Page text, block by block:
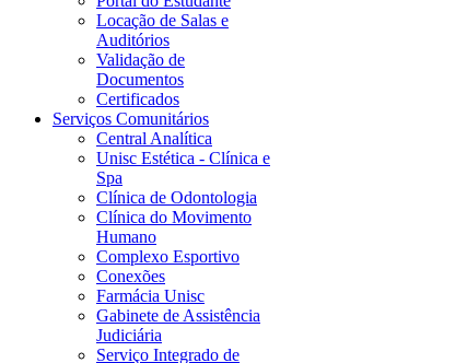
Locação de Salas e
Auditórios
Validação de
Documentos
Certificados
Serviços Comunitários
Central Analítica
Unisc Estética - Clínica e
Spa
Clínica de Odontologia
Clínica do Movimento
Humano
Complexo Esportivo
Conexões
Farmácia Unisc
Gabinete de Assistência
Judiciária
Serviço Integrado de